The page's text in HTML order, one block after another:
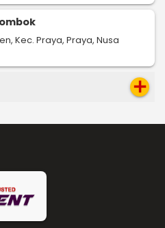
Kec. Praya, Praya, Nusa
add